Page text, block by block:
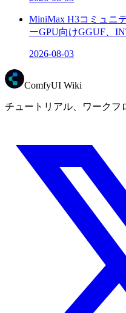
MiniMax H3コミュニ
ーGPU向けGGUF、
2026-08-03
ComfyUI Wiki
チュートリアル、ワークフ